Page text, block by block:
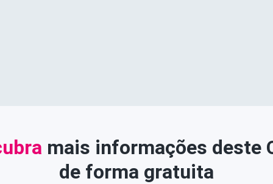
mais informações deste
de forma gratuita